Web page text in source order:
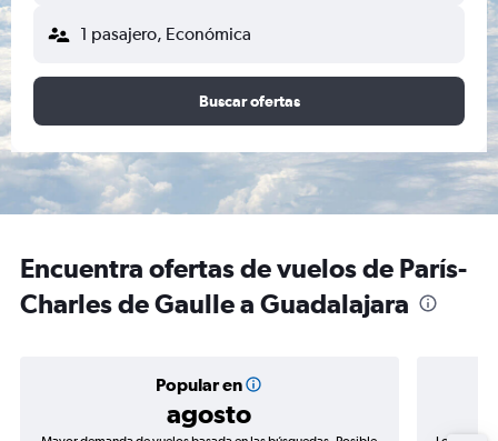
1 pasajero, Económica
Buscar ofertas
Encuentra ofertas de vuelos de París-
Charles de Gaulle a Guadalajara
Popular en
agosto